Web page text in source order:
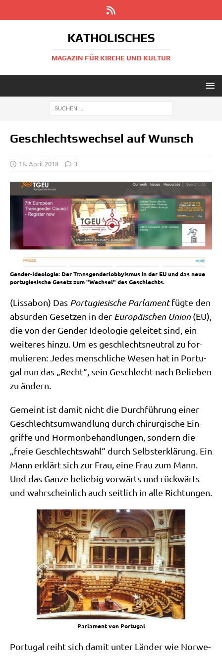
KATHOLISCHES
MAGAZIN FÜR KIRCHE UND KULTUR
Geschlechtswechsel auf Wunsch
18. April 2018 3
Gender-Ideologie: Der Transgenderlobbyismus in der EU und das neue
portugiesische Gesetz zum "Wechsel" des Geschlechts.
(Lis­sa­bon) Das Por­tu­gie­si­sche Par­la­mentfüg­te den
absur­den Geset­zen in der Euro­päi­schen Uni­on (EU),
die von der Gen­der-Ideo­lo­gie gelei­tet sind, ein
wei­te­res hin­zu. Um es geschlechts­neu­tral zu for­
mu­lie­ren: Jedes mensch­li­che Wesen hat in Por­tu­
gal nun das „Recht“, sein Geschlecht nach Belie­ben
zu ändern.
Gemeint ist damit nicht die Durch­füh­rung einer
Geschlechts­um­wand­lung durch chir­ur­gi­sche Ein­
grif­fe und Hor­mon­be­hand­lun­gen, son­dern die
„freie Geschlechts­wahl“ durch Selbst­er­klä­rung. Ein
Mann erklärt sich zur Frau, eine Frau zum Mann.
Und das Gan­ze belie­big vor­wärts und rück­wärts
und wahr­schein­lich auch seit­lich in alle Richtungen.
Par­la­ment von Portugal
Por­tu­gal reiht sich damit unter Län­der wie Nor­we­